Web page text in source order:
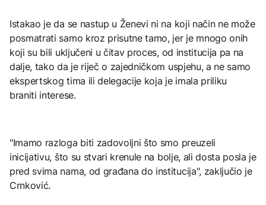
Istakao je da se nastup u Ženevi ni na koji način ne može
posmatrati samo kroz prisutne tamo, jer je mnogo onih
koji su bili uključeni u čitav proces, od institucija pa na
dalje, tako da je riječ o zajedničkom uspjehu, a ne samo
ekspertskog tima ili delegacije koja je imala priliku
braniti interese.
"Imamo razloga biti zadovoljni što smo preuzeli
inicijativu, što su stvari krenule na bolje, ali dosta posla je
pred svima nama, od građana do institucija", zaključio je
Crnković.